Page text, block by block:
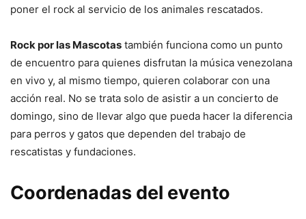
poner el rock al servicio de los animales rescatados.
Rock por las Mascotas también funciona como un punto
de encuentro para quienes disfrutan la música venezolana
en vivo y, al mismo tiempo, quieren colaborar con una
acción real. No se trata solo de asistir a un concierto de
domingo, sino de llevar algo que pueda hacer la diferencia
para perros y gatos que dependen del trabajo de
rescatistas y fundaciones.
Coordenadas del evento